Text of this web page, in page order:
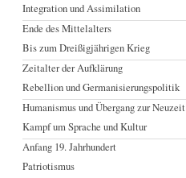
Integration und Assimilation
Ende des Mittelalters
Bis zum Dreißigjährigen Krieg
Zeitalter der Aufklärung
Rebellion und Germanisierungspolitik
Humanismus und Übergang zur Neuzeit
Kampf um Sprache und Kultur
Anfang 19. Jahrhundert
Patriotismus